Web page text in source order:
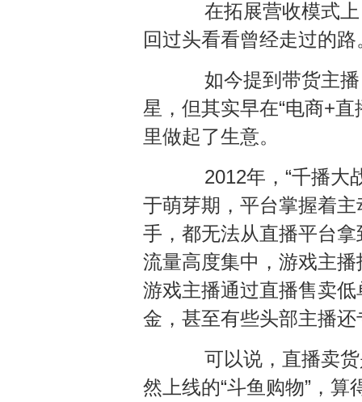
在拓展营收模式上
回过头看看曾经走过的路
如今提到带货主播
星，但其实早在“电商+
里做起了生意。
2012年，“千播大战
于萌芽期，平台掌握着
手，都无法从直播平台
流量高度集中，游戏主
游戏主播通过直播售卖
金，甚至有些头部主播
可以说，直播卖货
然上线的“斗鱼购物”，算